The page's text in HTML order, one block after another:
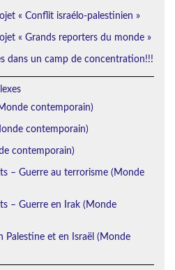
« Conflit israélo-palestinien »
« Grands reporters du monde »
dans un camp de concentration!!!
contemporain)
contemporain)
contemporain)
– Guerre au terrorisme (Monde
– Guerre en Irak (Monde
Palestine et en Israël (Monde